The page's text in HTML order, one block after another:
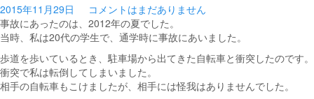
2015年11月29日
コメントはまだありません
事故にあったのは、2012年の夏でした。
当時、私は20代の学生で、通学時に事故にあいました。
歩道を歩いているとき、駐車場から出てきた自転車と衝突したのです。
衝突で私は転倒してしまいました。
相手の自転車もこけましたが、相手には怪我はありませんでした。